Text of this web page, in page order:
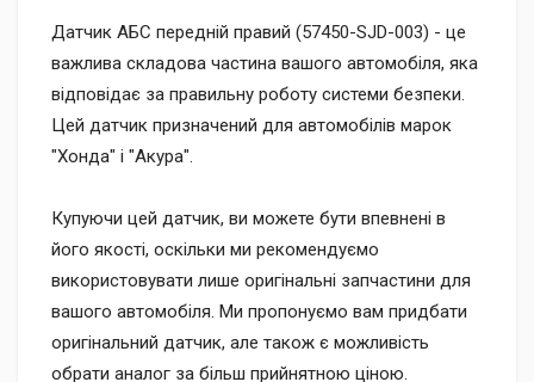
Датчик АБС передній правий (57450-SJD-003) - це
важлива складова частина вашого автомобіля, яка
відповідає за правильну роботу системи безпеки.
Цей датчик призначений для автомобілів марок
"Хонда" і "Акура".
Купуючи цей датчик, ви можете бути впевнені в
його якості, оскільки ми рекомендуємо
використовувати лише оригінальні запчастини для
вашого автомобіля. Ми пропонуємо вам придбати
оригінальний датчик, але також є можливість
обрати аналог за більш прийнятною ціною.